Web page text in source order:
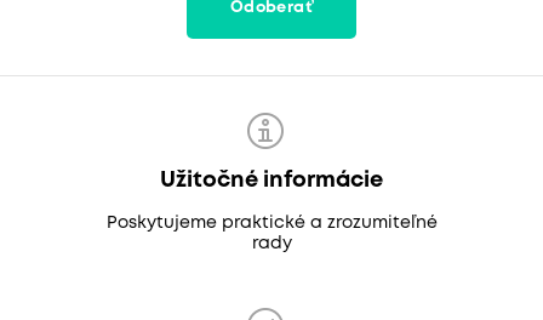
Odoberať
Užitočné informácie
Poskytujeme praktické a zrozumiteľné
rady